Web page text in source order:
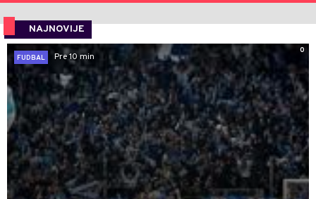
NAJNOVIJE
0
FUDBAL
Pre 10 min